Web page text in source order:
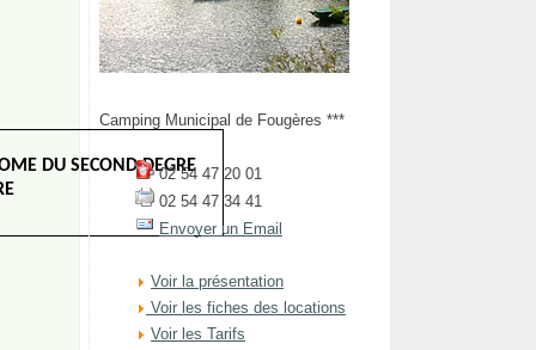
DU SECOND DEGRE
Camping Municipal de Fougères ***
02 54 47 20 01
02 54 47 34 41
Envoyer un Email
Voir la présentation
Voir les fiches des locations
Voir les Tarifs